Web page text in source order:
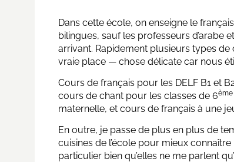
Dans cette école, on enseigne le
bilingues, sauf les professeurs d’arabe
arrivant. Rapidement plusieurs types
vraie place — chose délicate car nous
Cours de français pour les DELF B1 et
cours de chant pour les classes de 6ème
maternelle, et cours de français à une
En outre, je passe de plus en plus de
cuisines de l’école pour mieux
particulier bien qu’elles ne me parlent